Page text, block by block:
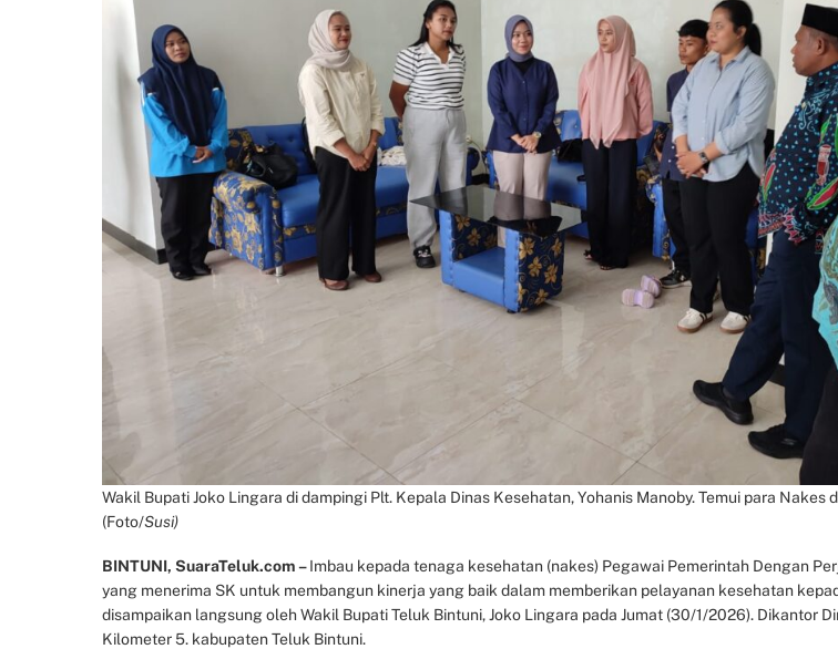
Wakil Bupati Joko Lingara di dampingi Plt. Kepala Dinas Kesehatan, Yohanis Manoby. Temui para Nakes
(Foto/Susi)
BINTUNI, SuaraTeluk.com –Imbau kepada tenaga kesehatan (nakes) Pegawai Pemerintah Dengan
yang menerima SK untuk membangun kinerja yang baik dalam memberikan pelayanan kesehatan
disampaikan langsung oleh Wakil Bupati Teluk Bintuni, Joko Lingara pada Jumat (30/1/2026). Dikantor
Kilometer 5. kabupaten Teluk Bintuni.